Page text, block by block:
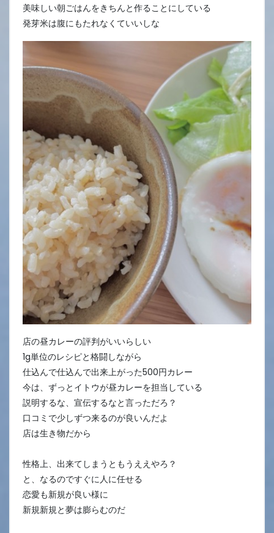
美味しい朝ごはんをきちんと作ることにしている
発芽米は腹にもたれなくていいしな
店の昼カレーの評判がいいらしい
1g単位のレシピと格闘しながら
仕込んで仕込んで出来上がった500円カレー
今は、ずっとイトウが昼カレーを担当している
説明するな、宣伝するなと言っただろ？
口コミで少しずつ来るのが良いんだよ
店は生き物だから
性格上、出来てしまうともうええやろ？
と、なるのですぐに人に任せる
恋愛も新規が良い様に
新規新規と夢は膨らむのだ